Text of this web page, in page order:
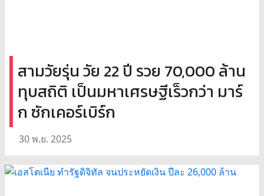
สามวัยรุ่น วัย 22 ปี รวย 70,000 ล้าน
ทุบสถิติ เป็นมหาเศรษฐีเร็วกว่า มาร์
ก ซักเคอร์เบิร์ก
30 พ.ย. 2025